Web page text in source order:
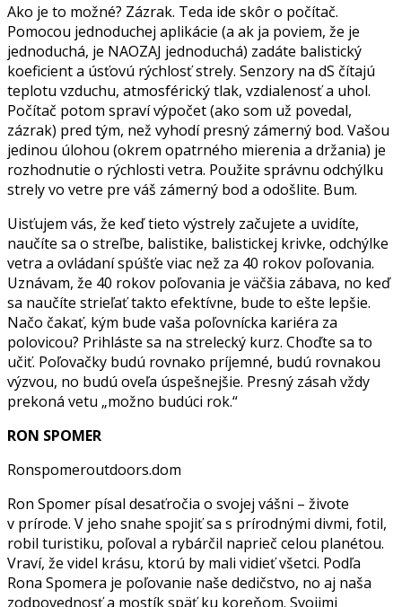
Ako je to možné? Zázrak. Teda ide skôr o počítač.
Pomocou jednoduchej aplikácie (a ak ja poviem, že je
jednoduchá, je NAOZAJ jednoduchá) zadáte balistický
koeficient a úsťovú rýchlosť strely. Senzory na dS čítajú
teplotu vzduchu, atmosférický tlak, vzdialenosť a uhol.
Počítač potom spraví výpočet (ako som už povedal,
zázrak) pred tým, než vyhodí presný zámerný bod. Vašou
jedinou úlohou (okrem opatrného mierenia a držania) je
rozhodnutie o rýchlosti vetra. Použite správnu odchýlku
strely vo vetre pre váš zámerný bod a odošlite. Bum.
Uisťujem vás, že keď tieto výstrely začujete a uvidíte,
naučíte sa o streľbe, balistike, balistickej krivke, odchýlke
vetra a ovládaní spúšťe viac než za 40 rokov poľovania.
Uznávam, že 40 rokov poľovania je väčšia zábava, no keď
sa naučíte strieľať takto efektívne, bude to ešte lepšie.
Načo čakať, kým bude vaša poľovnícka kariéra za
polovicou? Prihláste sa na strelecký kurz. Choďte sa to
učiť. Poľovačky budú rovnako príjemné, budú rovnakou
výzvou, no budú oveľa úspešnejšie. Presný zásah vždy
prekoná vetu „možno budúci rok.“
RON SPOMER
Ronspomeroutdoors.dom
Ron Spomer písal desaťročia o svojej vášni – živote
v prírode. V jeho snahe spojiť sa s prírodnými divmi, fotil,
robil turistiku, poľoval a rybárčil naprieč celou planétou.
Vraví, že videl krásu, ktorú by mali vidieť všetci. Podľa
Rona Spomera je poľovanie naše dedičstvo, no aj naša
zodpovednosť a mostík späť ku koreňom. Svojimi